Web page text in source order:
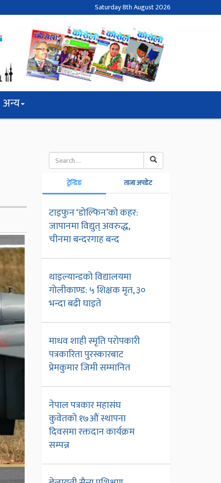
Saturday 8th August 2026
अन्य
ट्रेन्डिङ ताजा अपडेट
टाइफुन ‘डोल्फिन’को कहर:
जापानमा विद्युत् अवरुद्ध,
चीनमा बन्दरगाह बन्द
थाइल्यान्डको विद्यालयमा
गोलीकाण्ड: ५ शिक्षक मृत, ३०
भन्दा बढी घाइते
माधव शाही स्मृति परोपकारी
पत्रकारिता पुरस्कारबाट
प्रेमकुमार जिमी सम्मानित
नेपाल पत्रकार महासंघ
कुवेतको १७औं स्थापना
दिवसमा रक्तदान कार्यक्रम
सम्पन्न